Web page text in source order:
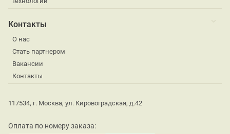
Контакты
О нас
Стать партнером
Вакансии
Контакты
117534, г. Москва, ул. Кировоградская, д.42
Оплата по номеру заказа: